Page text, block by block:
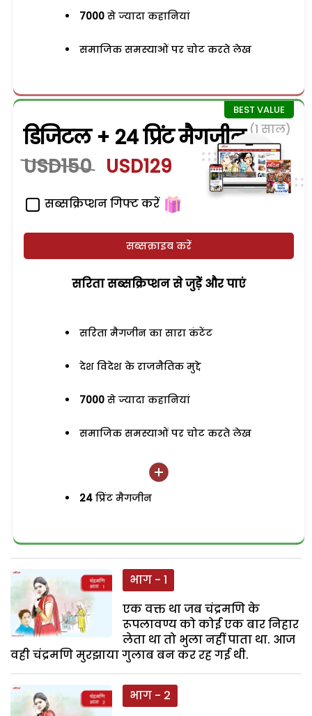
7000 से ज्यादा कहानियां
समाजिक समस्याओं पर चोट करते लेख
डिजिटल + 24 प्रिंट मैगजीन (1 साल)
USD150 USD129
सब्सक्रिप्शन गिफ्ट करें
सब्सक्राइब करें
सरिता सब्सक्रिप्शन से जुड़ेें और पाएं
सरिता मैगजीन का सारा कंटेंट
देश विदेश के राजनैतिक मुद्दे
7000 से ज्यादा कहानियां
समाजिक समस्याओं पर चोट करते लेख
24 प्रिंट मैगजीन
भाग - 1
एक वक्त था जब चंद्रमणि के
रूपलावण्य को कोई एक बार निहार
लेता था तो भुला नहीं पाता था. आज
वही चंद्रमणि मुरझाया गुलाब बन कर रह गई थी.
भाग - 2